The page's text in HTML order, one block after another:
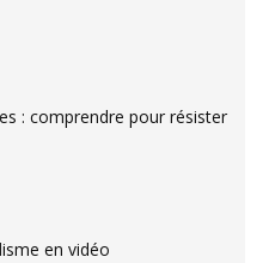
: comprendre pour résister
en vidéo